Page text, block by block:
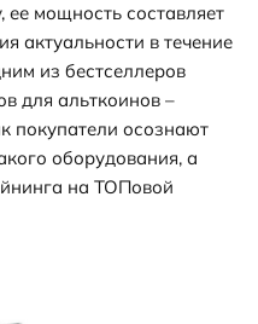
мощность составляет
актуальности в течение
из бестселлеров
для альткоинов –
покупатели осознают
оборудования, а
на ТОПовой